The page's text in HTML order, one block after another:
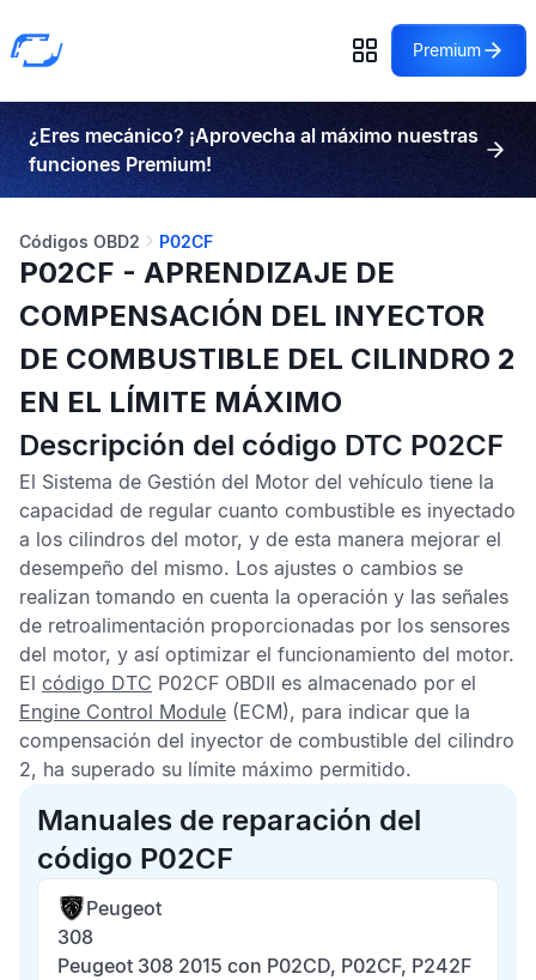
Premium
¿Eres mecánico? ¡Aprovecha al máximo nuestras
funciones Premium!
Códigos OBD2 P02CF
P02CF - APRENDIZAJE DE
COMPENSACIÓN DEL INYECTOR
DE COMBUSTIBLE DEL CILINDRO 2
EN EL LÍMITE MÁXIMO
Descripción del código DTC P02CF
El Sistema de Gestión del Motor del vehículo tiene la
capacidad de regular cuanto combustible es inyectado
a los cilindros del motor, y de esta manera mejorar el
desempeño del mismo. Los ajustes o cambios se
realizan tomando en cuenta la operación y las señales
de retroalimentación proporcionadas por los sensores
del motor, y así optimizar el funcionamiento del motor.
El código DTC P02CF OBDII es almacenado por el
Engine Control Module (ECM), para indicar que la
compensación del inyector de combustible del cilindro
2, ha superado su límite máximo permitido.
Manuales de reparación del
código P02CF
Peugeot
308
Peugeot 308 2015 con P02CD, P02CF, P242F